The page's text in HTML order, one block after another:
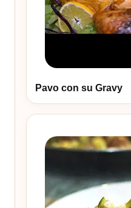
Pavo con su Gravy